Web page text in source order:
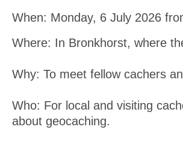
When: Monday, 6 July 2026
Where: In Bronkhorst, where
Why: To meet fellow cachers
Who: For local and visiting
about geocaching.